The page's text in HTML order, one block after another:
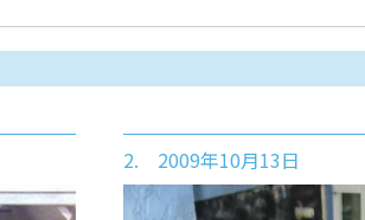
2. 2009年10月13日